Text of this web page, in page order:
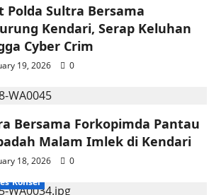
Polda Sultra Bersama
Kendari, Serap Keluhan
Cyber Crim
19, 2026
0
Bersama Forkopimda Pantau
Malam Imlek di Kendari
18, 2026
0
Konsel